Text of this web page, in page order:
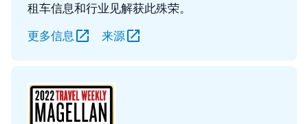
租车信息和行业见解获此殊荣。
更多信息
来源